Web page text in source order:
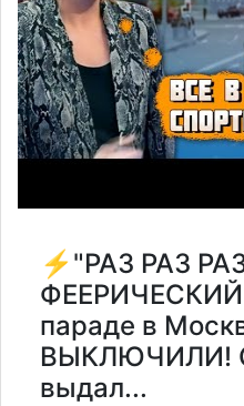
⚡️"РАЗ РАЗ
ФЕЕРИЧЕСКИЙ
параде в
ВЫКЛЮЧИЛИ!
выдал...